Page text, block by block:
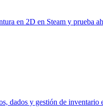
en 2D en Steam y prueba